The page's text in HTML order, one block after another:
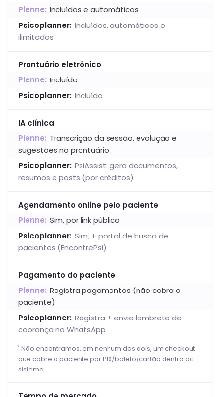
Plenne: Incluídos e automáticos
Psicoplanner: Incluídos, automáticos e
ilimitados
Prontuário eletrônico
Plenne: Incluído
Psicoplanner: Incluído
IA clínica
Plenne: Transcrição da sessão, evolução e
sugestões no prontuário
Psicoplanner: PsiAssist: gera documentos,
resumos e posts (por créditos)
Agendamento online pelo paciente
Plenne: Sim, por link público
Psicoplanner: Sim, + portal de busca de
pacientes (EncontrePsi)
Pagamento do paciente
Plenne: Registra pagamentos (não cobra o
paciente)
Psicoplanner: Registra + envia lembrete de
cobrança no WhatsApp
Não encontramos, em nenhum dos dois, um checkout
que cobre o paciente por PIX/boleto/cartão dentro do
sistema.